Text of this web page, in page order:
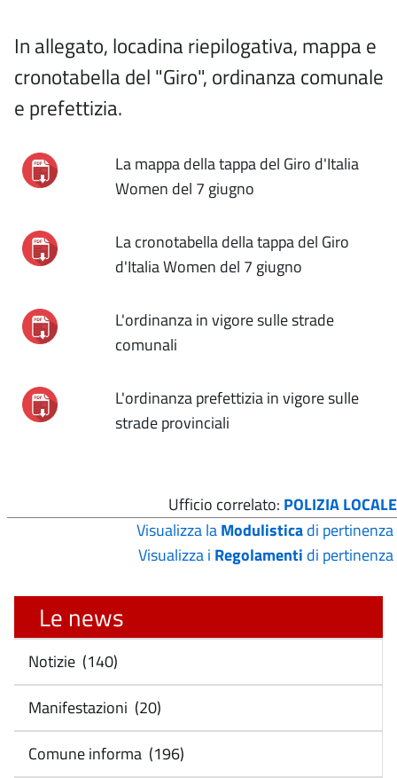
In allegato, locadina riepilogativa, mappa e
cronotabella del "Giro", ordinanza comunale
e prefettizia.
La mappa della tappa del Giro d'Italia
Women del 7 giugno
La cronotabella della tappa del Giro
d'Italia Women del 7 giugno
L'ordinanza in vigore sulle strade
comunali
L'ordinanza prefettizia in vigore sulle
strade provinciali
Ufficio correlato: POLIZIA LOCALE
Visualizza laModulisticadi pertinenza
Visualizza i Regolamenti di pertinenza
Le news
Notizie (140)
Manifestazioni (20)
Comune informa (196)